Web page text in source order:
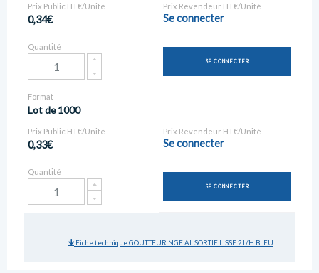
Prix Public HT€/Unité
0,34€
Prix Revendeur HT€/Unité
Se connecter
Quantité
SE CONNECTER
Format
Lot de 1000
Prix Public HT€/Unité
0,33€
Prix Revendeur HT€/Unité
Se connecter
Quantité
SE CONNECTER
Fiche technique GOUTTEUR NGE AL SORTIE LISSE 2L/H BLEU